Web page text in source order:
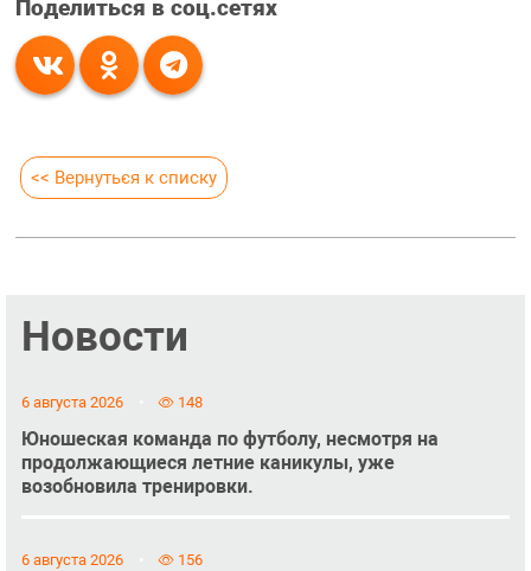
Поделиться в соц.сетях
<< Вернуться к списку
Новости
6 августа 2026 148
Юношеская команда по футболу, несмотря на
продолжающиеся летние каникулы, уже
возобновила тренировки.
6 августа 2026 156